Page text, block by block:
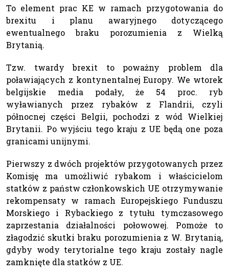
To element prac KE w ramach przygotowania do
brexitu i planu awaryjnego dotyczącego
ewentualnego braku porozumienia z Wielką
Brytanią.
Tzw. twardy brexit to poważny problem dla
poławiających z kontynentalnej Europy. We wtorek
belgijskie media podały, że 54 proc. ryb
wyławianych przez rybaków z Flandrii, czyli
północnej części Belgii, pochodzi z wód Wielkiej
Brytanii. Po wyjściu tego kraju z UE będą one poza
granicami unijnymi.
Pierwszy z dwóch projektów przygotowanych przez
Komisję ma umożliwić rybakom i właścicielom
statków z państw członkowskich UE otrzymywanie
rekompensaty w ramach Europejskiego Funduszu
Morskiego i Rybackiego z tytułu tymczasowego
zaprzestania działalności połowowej. Pomoże to
złagodzić skutki braku porozumienia z W. Brytanią,
gdyby wody terytorialne tego kraju zostały nagle
zamknięte dla statków z UE.